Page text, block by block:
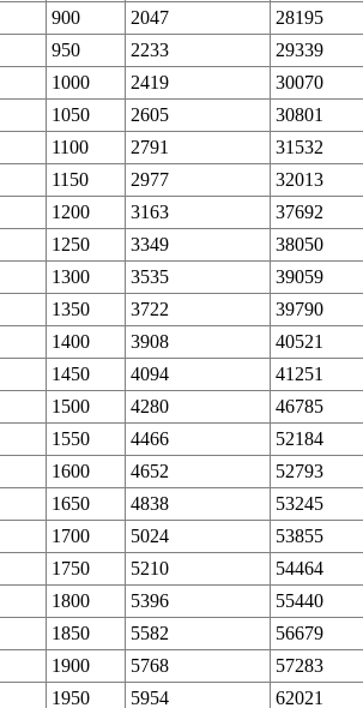
900 2047 28195
950 2233 29339
1000 2419 30070
1050 2605 30801
1100 2791 31532
1150 2977 32013
1200 3163 37692
1250 3349 38050
1300 3535 39059
1350 3722 39790
1400 3908 40521
1450 4094 41251
1500 4280 46785
1550 4466 52184
1600 4652 52793
1650 4838 53245
1700 5024 53855
1750 5210 54464
1800 5396 55440
1850 5582 56679
1900 5768 57283
1950 5954 62021